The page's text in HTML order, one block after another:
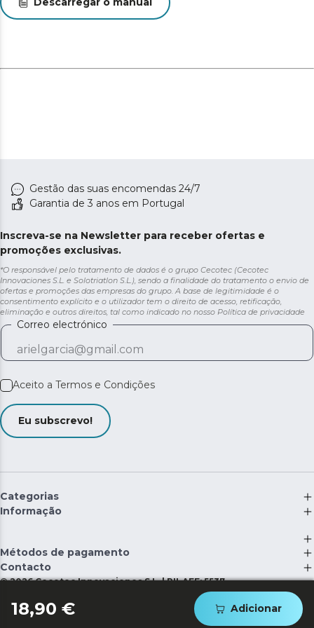
18,90 € Adicionar
Gestão das suas encomendas 24/7
Garantia de 3 anos em Portugal
Inscreva-se na Newsletter para receber ofertas e
promoções exclusivas.
*O responsável pelo tratamento de dados é o grupo Cecotec (Cecotec
Innovaciones S.L. e Solotriatlon S.L.), sendo a finalidade do tratamento o envio de
ofertas e promoções das empresas do grupo. A base de legitimidade é o
consentimento explícito e o utilizador tem o direito de acesso, retificação,
eliminação e outros direitos, tal como indicado no nosso Política de privacidade
Correo electrónico
Aceito a Termos e Condições
Eu subscrevo!
Categorias
Informação
Métodos de pagamento
Contacto
©2026 Cecotec Innovaciones S.L. | RII-AEE: 5537